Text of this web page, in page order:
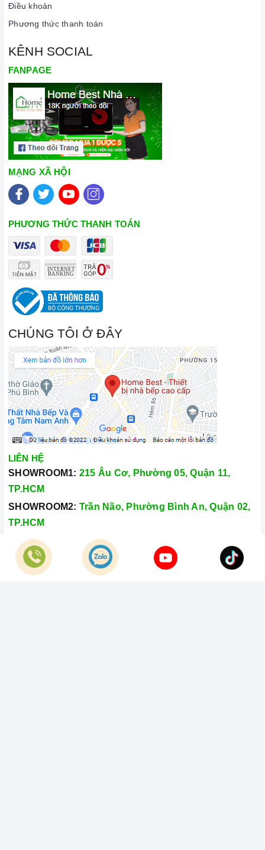
Điều khoản
Phương thức thanh toán
KÊNH SOCIAL
FANPAGE
MẠNG XÃ HỘI
PHƯƠNG THỨC THANH TOÁN
CHÚNG TÔI Ở ĐÂY
LIÊN HỆ
SHOWROOM1: 215 Âu Cơ, Phường 05, Quận 11,
TP.HCM
SHOWROOM2: Trần Não, Phường Bình An, Quận 02,
TP.HCM
Hotline:
028.66.79.8989
Khiếu nại: 0933.800.899